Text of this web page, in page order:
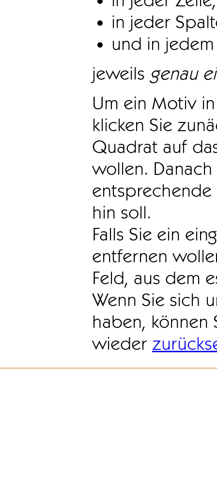
in jeder
und in
jeweils genau
Um ein Motiv
klicken Sie
Quadrat auf
wollen.
hin soll.
Falls Sie ein
entfernen
Feld, aus dem
Wenn Sie sich
haben, können
wieder